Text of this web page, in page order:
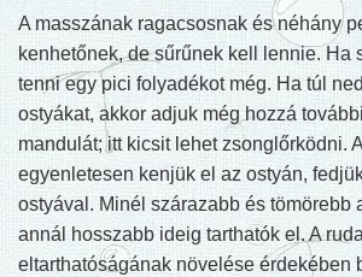
A masszának ragacsosnak és néhány
kenhetőnek, de sűrűnek kell lennie. Ha
tenni egy pici folyadékot még. Ha túl
ostyákat, akkor adjuk még hozzá
mandulát; itt kicsit lehet zsonglőrködni.
egyenletesen kenjük el az ostyán,
ostyával. Minél szárazabb és tömörebb
annál hosszabb ideig tarthatók el. A
eltarthatóságának növelése érdekében